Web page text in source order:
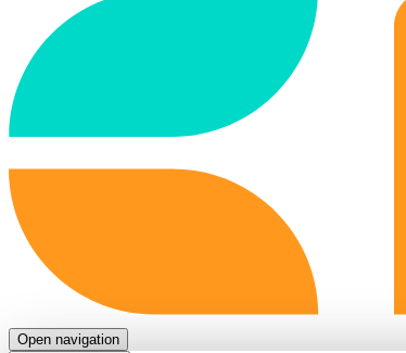
frontpage
Open navigation